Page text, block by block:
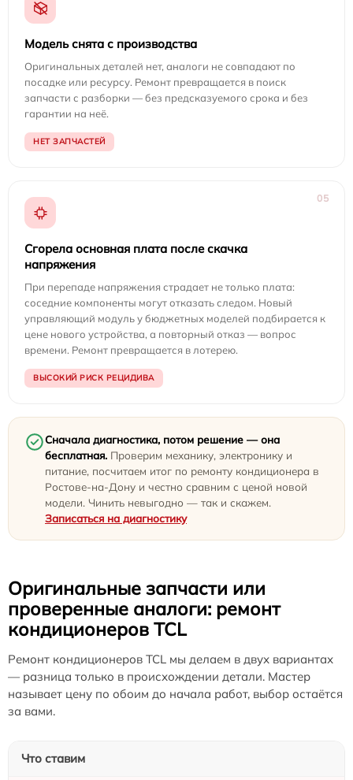
Модель снята с производства
Оригинальных деталей нет, аналоги не совпадают по
посадке или ресурсу. Ремонт превращается в поиск
запчасти с разборки — без предсказуемого срока и без
гарантии на неё.
НЕТ ЗАПЧАСТЕЙ
05
Сгорела основная плата после скачка
напряжения
При перепаде напряжения страдает не только плата:
соседние компоненты могут отказать следом. Новый
управляющий модуль у бюджетных моделей подбирается к
цене нового устройства, а повторный отказ — вопрос
времени. Ремонт превращается в лотерею.
ВЫСОКИЙ РИСК РЕЦИДИВА
Сначала диагностика, потом решение — она
бесплатная. Проверим механику, электронику и
питание, посчитаем итог по ремонту кондиционера в
Ростове-на-Дону и честно сравним с ценой новой
модели. Чинить невыгодно — так и скажем.
Записаться на диагностику
Оригинальные запчасти или
проверенные аналоги: ремонт
кондиционеров TCL
Ремонт кондиционеров TCL мы делаем в двух вариантах
— разница только в происхождении детали. Мастер
называет цену по обоим до начала работ, выбор остаётся
за вами.
Что ставим